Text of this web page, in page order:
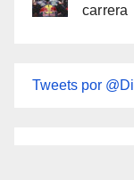
carrera
Tweets por